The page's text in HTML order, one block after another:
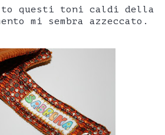
questi toni caldi della
mi sembra azzeccato.